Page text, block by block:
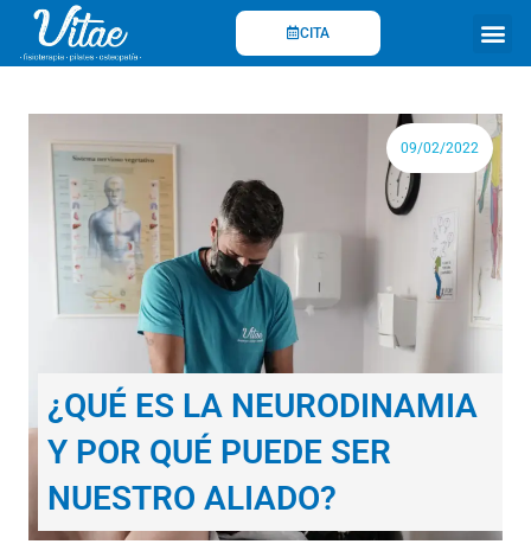
CITA
09/02/2022
¿QUÉ ES LA NEURODINAMIA
Y POR QUÉ PUEDE SER
NUESTRO ALIADO?